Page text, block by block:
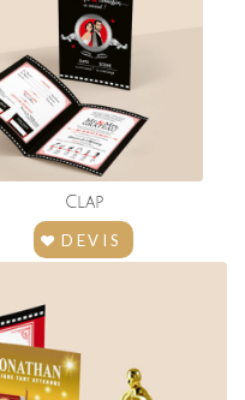
Clap
DEVIS